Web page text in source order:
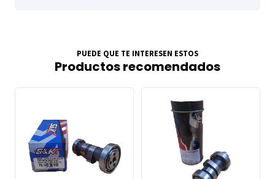
PUEDE QUE TE INTERESEN ESTOS
Productos recomendados